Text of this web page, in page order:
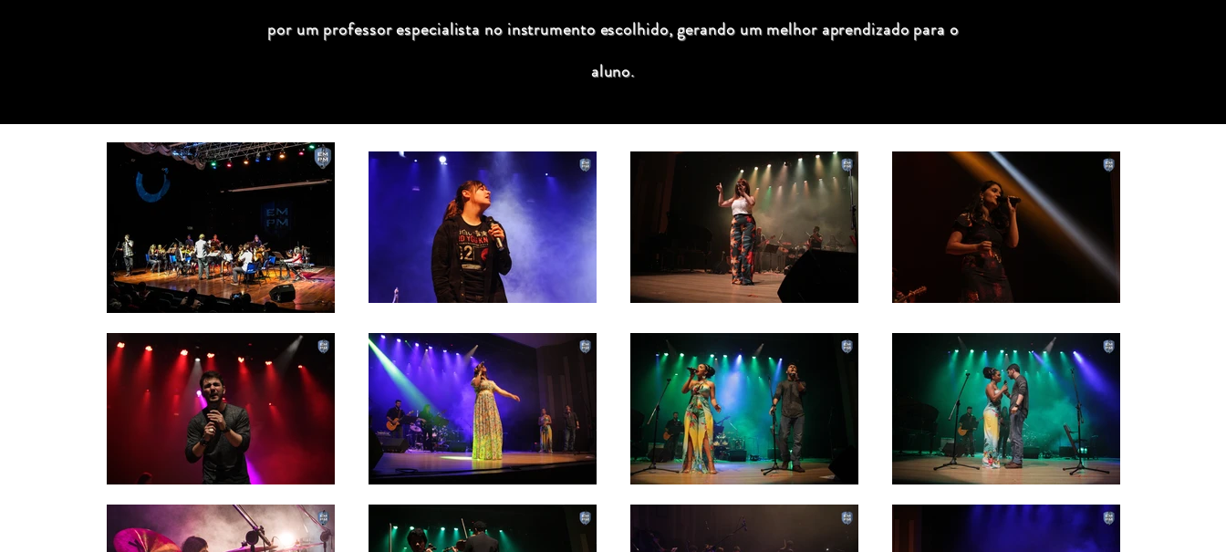
por um professor especialista no instrumento escolhido, gerando um melhor aprendizado para o
aluno.